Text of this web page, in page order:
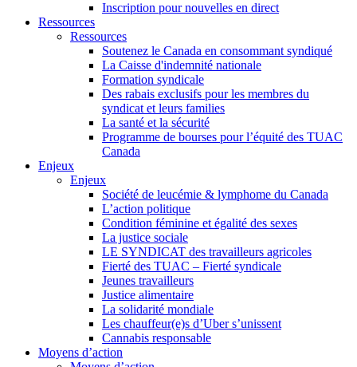
Inscription pour nouvelles en direct
Ressources
Ressources
Soutenez le Canada en consommant syndiqué
La Caisse d'indemnité nationale
Formation syndicale
Des rabais exclusifs pour les membres du
syndicat et leurs families
La santé et la sécurité
Programme de bourses pour l’équité des TUAC
Canada
Enjeux
Enjeux
Société de leucémie & lymphome du Canada
L’action politique
Condition féminine et égalité des sexes
La justice sociale
LE SYNDICAT des travailleurs agricoles
Fierté des TUAC – Fierté syndicale
Jeunes travailleurs
Justice alimentaire
La solidarité mondiale
Les chauffeur(e)s d’Uber s’unissent
Cannabis responsable
Moyens d’action